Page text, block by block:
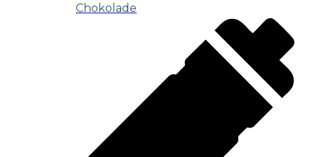
Chokolade